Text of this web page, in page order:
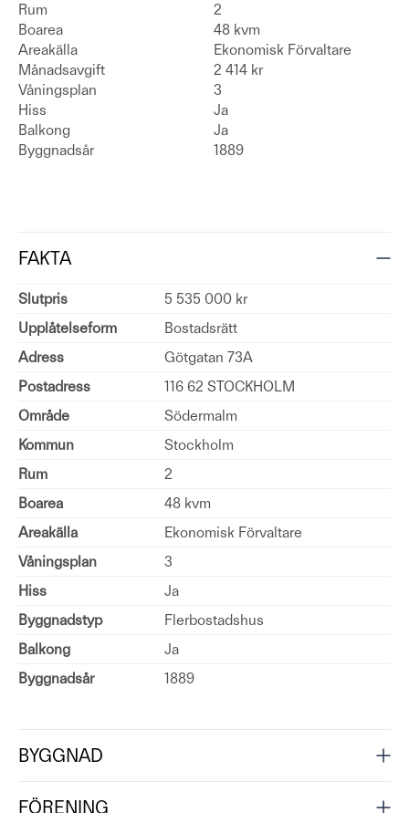
Rum
2
Boarea
48 kvm
Areakälla
Ekonomisk Förvaltare
Månadsavgift
2 414 kr
Våningsplan
3
Hiss
Ja
Balkong
Ja
Byggnadsår
1889
FAKTA
Slutpris
5 535 000 kr
Upplåtelseform
Bostadsrätt
Adress
Götgatan 73A
Postadress
116 62 STOCKHOLM
Område
Södermalm
Kommun
Stockholm
Rum
2
Boarea
48 kvm
Areakälla
Ekonomisk Förvaltare
Våningsplan
3
Hiss
Ja
Byggnadstyp
Flerbostadshus
Balkong
Ja
Byggnadsår
1889
BYGGNAD
FÖRENING